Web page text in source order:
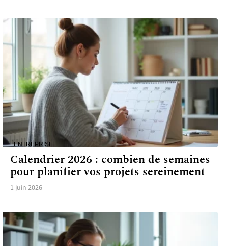
ENTREPRISE
Calendrier 2026 : combien de semaines
pour planifier vos projets sereinement
1 juin 2026